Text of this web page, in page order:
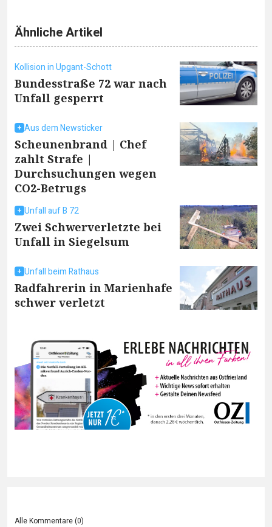
Ähnliche Artikel
Kollision in Upgant-Schott
Bundesstraße 72 war nach
Unfall gesperrt
Aus dem Newsticker
Scheunenbrand | Chef
zahlt Strafe |
Durchsuchungen wegen
CO2-Betrugs
Unfall auf B 72
Zwei Schwerverletzte bei
Unfall in Siegelsum
Unfall beim Rathaus
Radfahrerin in Marienhafe
schwer verletzt
Alle Kommentare (0)